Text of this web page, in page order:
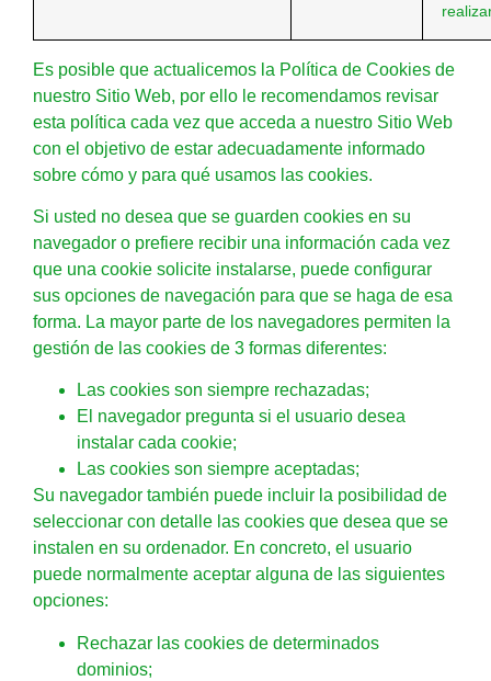
Es posible que actualicemos la Política de Cookies de
nuestro Sitio Web, por ello le recomendamos revisar
esta política cada vez que acceda a nuestro Sitio Web
con el objetivo de estar adecuadamente informado
sobre cómo y para qué usamos las cookies.
Si usted no desea que se guarden cookies en su
navegador o prefiere recibir una información cada vez
que una cookie solicite instalarse, puede configurar
sus opciones de navegación para que se haga de esa
forma. La mayor parte de los navegadores permiten la
gestión de las cookies de 3 formas diferentes:
Las cookies son siempre rechazadas;
El navegador pregunta si el usuario desea
instalar cada cookie;
Las cookies son siempre aceptadas;
Su navegador también puede incluir la posibilidad de
seleccionar con detalle las cookies que desea que se
instalen en su ordenador. En concreto, el usuario
puede normalmente aceptar alguna de las siguientes
opciones:
Rechazar las cookies de determinados
dominios;